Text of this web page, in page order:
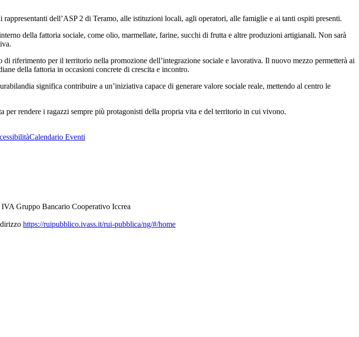
dell’ASP 2 di Teramo, alle istituzioni locali, agli operatori, alle famiglie e ai tanti ospiti presenti.
della fattoria sociale, come olio, marmellate, farine, succhi di frutta e altre produzioni artigianali. Non sarà
riferimento per il territorio nella promozione dell’integrazione sociale e lavorativa. Il nuovo mezzo permetterà ai
della fattoria in occasioni concrete di crescita e incontro.
significa contribuire a un’iniziativa capace di generare valore sociale reale, mettendo al centro le
rendere i ragazzi sempre più protagonisti della propria vita e del territorio in cui vivono.
Calendario Eventi
Gruppo Bancario Cooperativo Iccrea
https://ruipubblico.ivass.it/rui-pubblica/ng/#/home